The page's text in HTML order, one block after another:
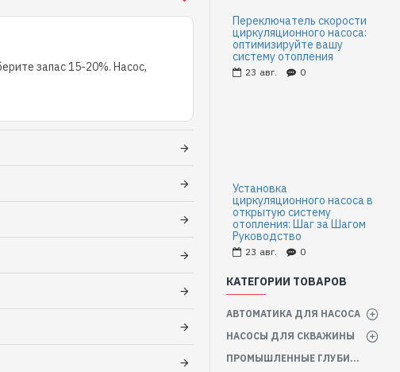
запас 15-20%. Насос,
Переключатель скорости
циркуляционного насоса:
оптимизируйте вашу
систему отопления
23 авг. 0
Установка
циркуляционного насоса в
открытую систему
отопления: Шаг за Шагом
Руководство
23 авг. 0
КАТЕГОРИИ ТОВАРОВ
АВТОМАТИКА ДЛЯ НАСОСА
НАСОСЫ ДЛЯ СКВАЖИНЫ
ПРОМЫШЛЕННЫЕ ГЛУБИННЫЕ НАСОСЫ